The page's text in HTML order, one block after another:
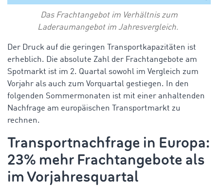
Das Frachtangebot im Verhältnis zum
Laderaumangebot im Jahresvergleich.
Der Druck auf die geringen Transportkapazitäten ist
erheblich. Die absolute Zahl der Frachtangebote am
Spotmarkt ist im 2. Quartal sowohl im Vergleich zum
Vorjahr als auch zum Vorquartal gestiegen. In den
folgenden Sommermonaten ist mit einer anhaltenden
Nachfrage am europäischen Transportmarkt zu
rechnen.
Transportnachfrage in Europa:
23% mehr Frachtangebote als
im Vorjahresquartal